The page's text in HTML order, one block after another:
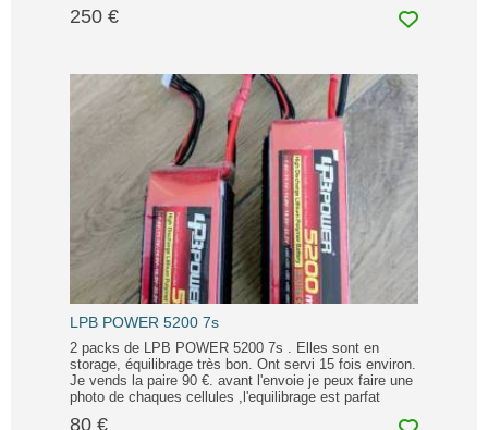
250 €
LPB POWER 5200 7s
2 packs de LPB POWER 5200 7s . Elles sont en
storage, équilibrage très bon. Ont servi 15 fois environ.
Je vends la paire 90 €. avant l'envoie je peux faire une
photo de chaques cellules ,l'equilibrage est parfat
80 €